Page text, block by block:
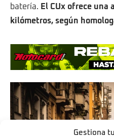
Gestiona
batería. El CUx ofrece una
kilómetros, según